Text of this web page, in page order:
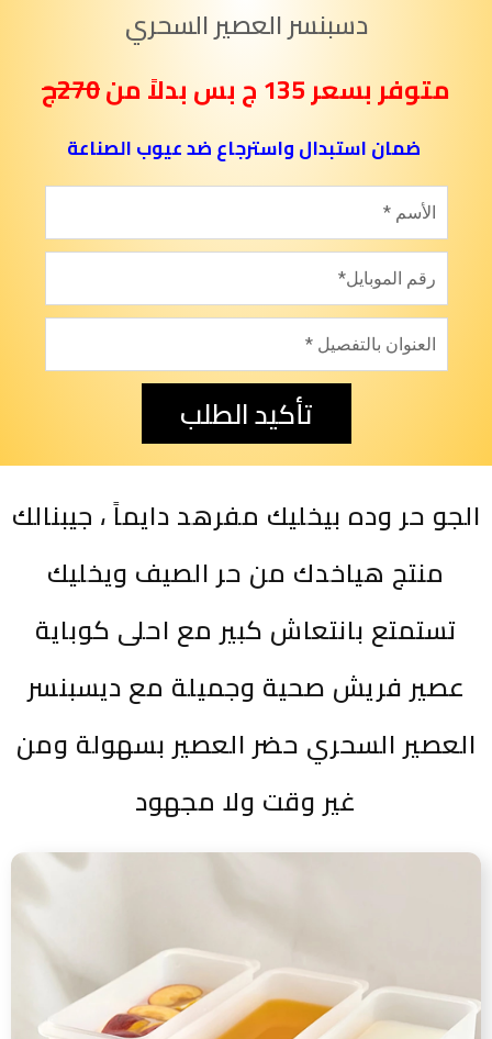
دسبنسر العصير السحري
متوفر بسعر 135 ج بس بدلاً من
270ج
تأكيد الطلب
الجو حر وده بيخليك مفرهد دايماً ، جيبنالك
منتج هياخدك من حر الصيف ويخليك
تستمتع بانتعاش كبير مع احلى كوباية
عصير فريش صحية وجميلة مع ديسبنسر
العصير السحري حضر العصير بسهولة ومن
غير وقت ولا مجهود